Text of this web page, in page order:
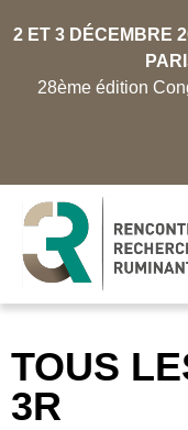
2 ET 3 DÉCEMBRE
28ème édition
TOUS
3R